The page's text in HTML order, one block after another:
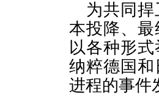
为共同
本投降、
以各种形
纳粹德国
进程的事件